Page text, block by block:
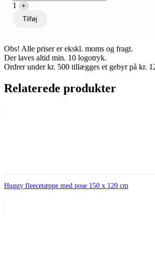
1
+
Tilføj
Obs! Alle priser er ekskl. moms og fragt.
Der laves altid min. 10 logotryk.
Ordrer under kr. 500 tillægges et gebyr på kr.
Relaterede produkter
Huggy fleecetæppe med pose 150 x 120 cm